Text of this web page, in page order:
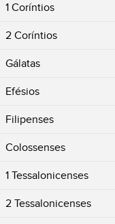
1 Coríntios
2 Coríntios
Gálatas
Efésios
Filipenses
Colossenses
1 Tessalonicenses
2 Tessalonicenses